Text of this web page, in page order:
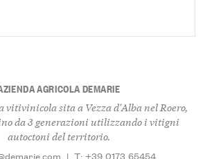
AGRICOLA DEMARIE
vitivinicola sita a Vezza d'Alba nel Roero,
da 3 generazioni utilizzando i vitigni
autoctoni del territorio.
| T: +39 0173 65454